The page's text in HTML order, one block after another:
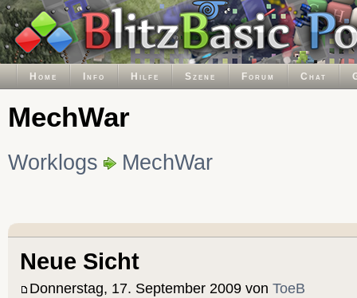
Home Info Hilfe Szene Forum Chat
MechWar
Worklogs MechWar
Neue Sicht
Donnerstag, 17. September 2009 von ToeB